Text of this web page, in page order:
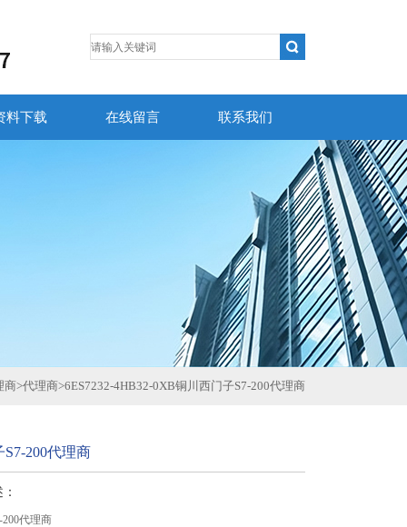
料下载 在线留言 联系我们
商>代理商>6ES7232-4HB32-0XB铜川西门子S7-200代理商
200代理商
代理商